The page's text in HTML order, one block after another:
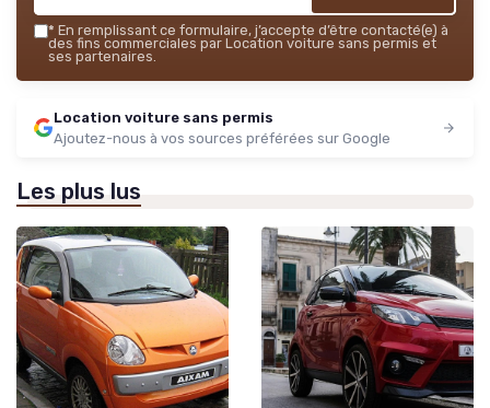
* En remplissant ce formulaire, j’accepte d’être contacté(e) à
des fins commerciales par Location voiture sans permis et
ses partenaires.
Location voiture sans permis
Ajoutez-nous à vos sources préférées sur Google
Les plus lus